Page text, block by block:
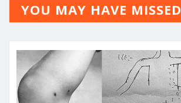
YOU MAY HAVE MISSED